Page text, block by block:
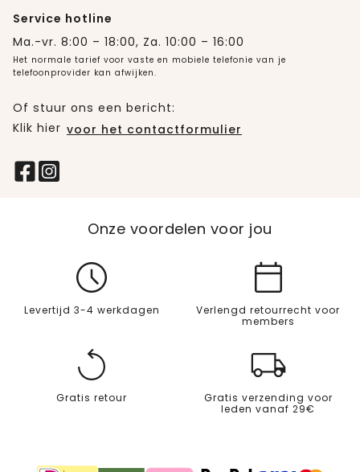
Service hotline
Ma.-vr. 8:00 – 18:00, Za. 10:00 – 16:00
Het normale tarief voor vaste en mobiele telefonie van je
telefoonprovider kan afwijken.
Of stuur ons een bericht:
Klik hier voor het contactformulier
Onze voordelen voor jou
Levertijd 3-4 werkdagen
Verlengd retourrecht voor
members
Gratis retour
Gratis verzending voor
leden vanaf 29€